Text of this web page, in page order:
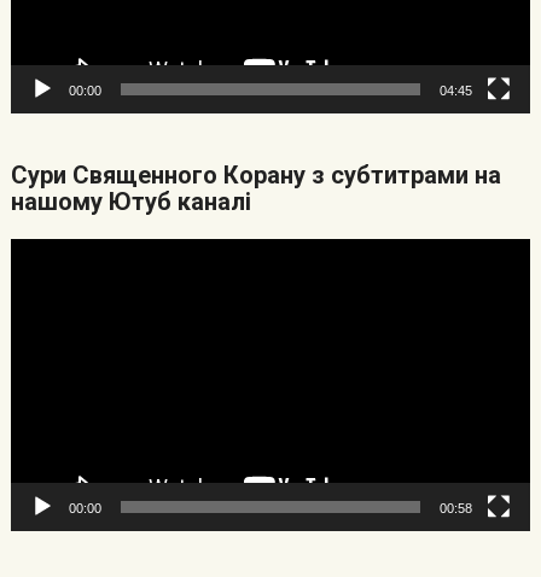
00:00 04:45
Cури Священного Корану з субтитрами на
нашому Ютуб каналі
00:00 00:58